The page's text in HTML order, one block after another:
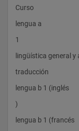
Curso
lengua a
1
lingüística general y
traducción
lengua b 1 (inglés
)
lengua b 1 (francés